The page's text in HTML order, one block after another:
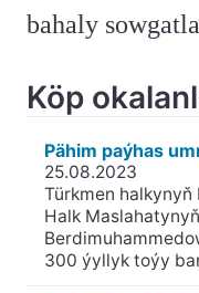
bahaly
Köp
Pähim paýhas
25.08.2023
Türkmen
Halk
300 ýyllyk toýy